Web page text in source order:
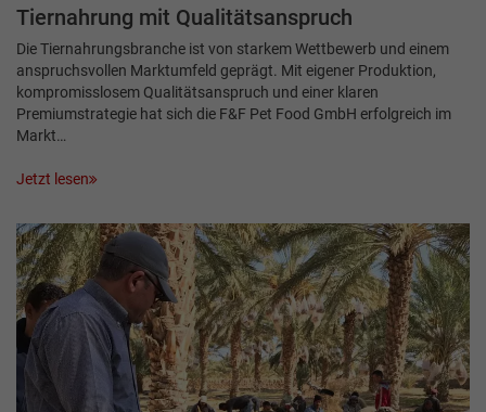
Tiernahrung mit Qualitätsanspruch
Die Tiernahrungsbranche ist von starkem Wettbewerb und einem
anspruchsvollen Markt­umfeld geprägt. Mit eigener Produktion,
kompromisslosem Qualitätsanspruch und einer klaren
Premiumstrategie hat sich die F&F Pet Food GmbH erfolgreich im
Markt…
Jetzt lesen